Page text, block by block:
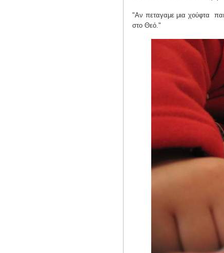
"Αν πεταγαμε μια χούφτα
στο Θεό."